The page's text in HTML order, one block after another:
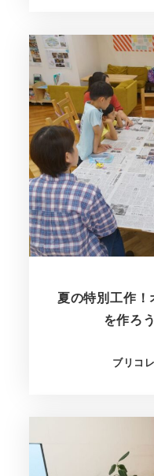
夏の特別工作
を作ろ
ブリコレ